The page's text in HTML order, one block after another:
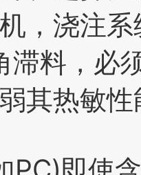
，浇注
滞料，必
其热敏